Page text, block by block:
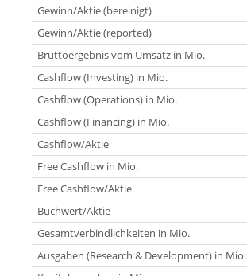
Gewinn/Aktie (bereinigt)
Gewinn/Aktie (reported)
Bruttoergebnis vom Umsatz in Mio.
Cashflow (Investing) in Mio.
Cashflow (Operations) in Mio.
Cashflow (Financing) in Mio.
Cashflow/Aktie
Free Cashflow in Mio.
Free Cashflow/Aktie
Buchwert/Aktie
Gesamtverbindlichkeiten in Mio.
Ausgaben (Research & Development) in Mio.